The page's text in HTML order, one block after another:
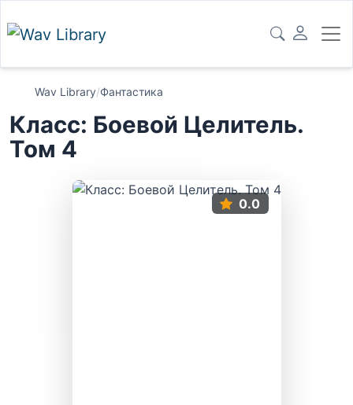
Wav Library/Фантастика
Класс: Боевой Целитель.
Том 4
0.0